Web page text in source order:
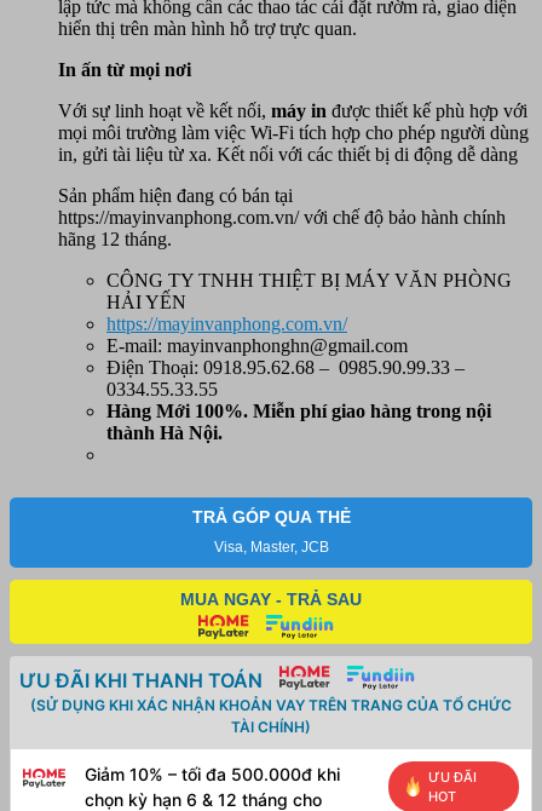
lập tức mà không cần các thao tác cái đặt rườm rà, giao diện
hiển thị trên màn hình hỗ trợ trực quan.
In ấn từ mọi nơi
Với sự linh hoạt về kết nối, máy in được thiết kế phù hợp với
mọi môi trường làm việc Wi-Fi tích hợp cho phép người dùng
in, gửi tài liệu từ xa. Kết nối với các thiết bị di động dễ dàng
Sản phẩm hiện đang có bán tại
https://mayinvanphong.com.vn/ với chế độ bảo hành chính
hãng 12 tháng.
CÔNG TY TNHH THIỆT BỊ MÁY VĂN PHÒNG
HẢI YẾN
https://mayinvanphong.com.vn/
E-mail: mayinvanphonghn@gmail.com
Điện Thoại: 0918.95.62.68 – 0985.90.99.33 –
0334.55.33.55
Hàng Mới 100%. Miễn phígiao hàng trong nội
thành Hà Nội.
TRẢ GÓP QUA THẺ
Visa, Master, JCB
MUA NGAY - TRẢ SAU
ƯU ĐÃI KHI THANH TOÁN
(SỬ DỤNG KHI XÁC NHẬN KHOẢN VAY TRÊN TRANG CỦA TỔ CHỨC
TÀI CHÍNH)
Giảm 10% – tối đa 500.000đ khi
chọn kỳ hạn 6 & 12 tháng cho
ƯU ĐÃI
HOT